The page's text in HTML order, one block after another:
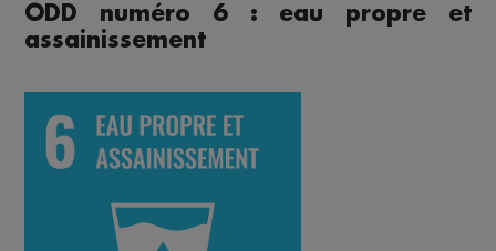
ODD numéro 6 : eau propre et
assainissement